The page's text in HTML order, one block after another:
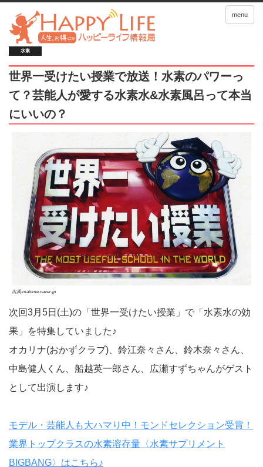
menu
水素
世界一受けたい授業で放送！水素のパワーっ
て？芸能人が愛する水素水&水素風呂って本当
にいいの？
出典:matome.naver.jp
次回3月5日(土)の「世界一受けたい授業」で「水素水の効
果」を特集していました♪
オカリナ(おかずクラブ)、鈴江奈々さん、鈴木奈々さん、
中島健人くん、船越英一郎さん、広瀬すずちゃんがゲスト
として出演します♪
モデル・芸能人も大ハマり中！モンドセレクション受賞！
業界トップクラスの水素溶存量〈水素サプリメント
BIGBANG〉はこちら♪